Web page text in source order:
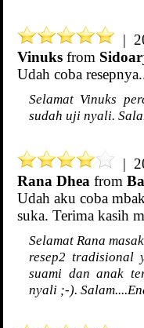
|
Vinuks from
Udah coba
Selamat Vinuks
sudah uji nyali.
|
Rana Dhea from
Udah aku coba
suka. Terima kasih
Selamat Rana
resep2 tradisional
suami dan anak
nyali ;-).